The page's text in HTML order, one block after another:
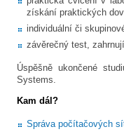
získání praktických
individuální či
závěrečný test,
Úspěšně ukončené
Systems.
Kam dál?
Správa počítačových